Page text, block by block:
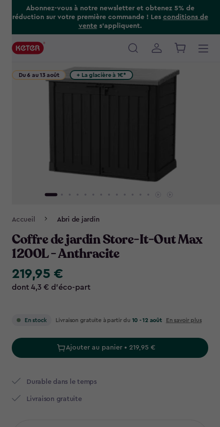
Abonnez-vous à notre newsletter et obtenez 5% de
réduction sur votre première commande ! Les conditions de
ventes’appliquent.
Main
Accueil Abri de jardin
Coffre de jardin Store-It-Out Max
1200L - Anthracite
219,95
€
219,95 €
dont 4,3 € d’éco-part
En stock Livraison gratuite à partir du 10 - 12 août En savoir plus
Ajouter au panier • 219,95 €
Durable dans le temps
Livraison gratuite
Du 6 au 13 août + La glacière à 1€*